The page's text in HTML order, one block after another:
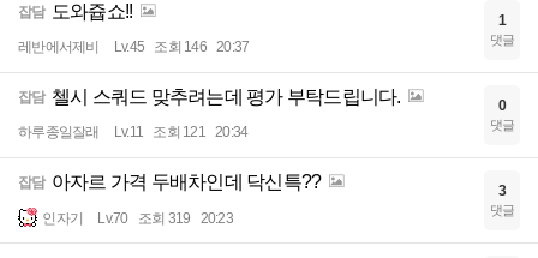
잡담 도와쥽쇼!!
레반에서제비 Lv.45 조회 146 20:37
1
댓글
잡담 첼시 스쿼드 맞추려는데 평가 부탁드립니다.
하루종일잘래 Lv.11 조회 121 20:34
0
댓글
잡담 아자르 가격 두배차인데 닥신특??
인자기 Lv.70 조회 319 20:23
3
댓글